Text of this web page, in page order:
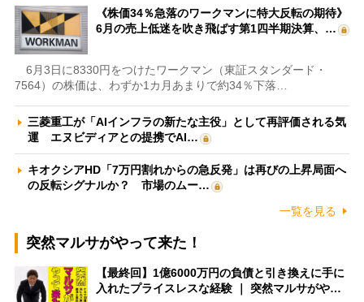
《株価34％急落のワークマンに特大反転の期待》
6月の売上低迷を吹き飛ばす第1四半期決算、…
6月3日に8330円をつけたワークマン（東証スタンダード・
7564）の株価は、わずか1カ月あまりで約34％下落…
三菱重工が「AIインフラの新たな主役」として再評価される気
運 エヌビディアとの提携でAI…
キオクシアHD「7万円割れからの急反発」は再びの上昇局面へ
の反転シグナルか？ 市場のムー…
一覧を見る
突然マルサがやって来た！
【最終回】1億6000万円の負債と引き換えに手に
入れたプライスレスな経験 ｜ 突然マルサがや…